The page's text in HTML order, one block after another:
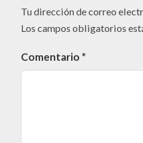
Tu dirección de correo
Los campos obligatorios
Comentario *